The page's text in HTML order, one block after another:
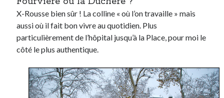
Commentaires récents
Entretien ménagerdansT’as vu quoi ? #52
littleceltdansComment j’ai opéré ma vélorution toute personnelle
AnthonydansComment j’ai opéré ma vélorution toute personnelle
Renaud DucherdansComment j’ai opéré ma vélorution toute
X-Rousse bien sûr ! La colline « où l’on travaille » mais
aussi où il fait bon vivre au quotidien. Plus
particulièrement de l’hôpital jusqu’à la Place, pour moi le
côté le plus authentique.